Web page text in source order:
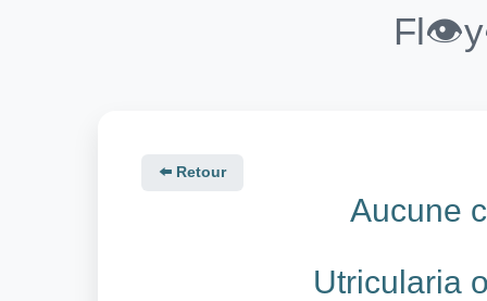
⬅️ Retour
Aucune
Utricularia